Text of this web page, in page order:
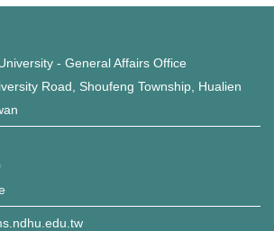
- General Affairs Office
Road, Shoufeng Township, Hualien